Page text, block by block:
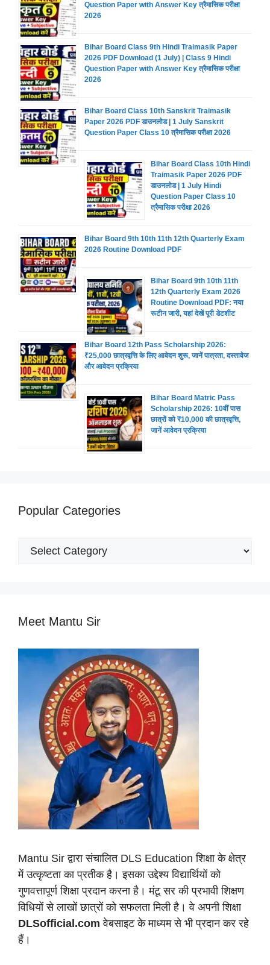
Question Paper with Answer Key त्रैमासिक परीक्षा
2026
Bihar Board Class 9th Hindi Traimasik Paper
2026 PDF Download (1 July) | Class 9 Hindi
Question Paper with Answer Key त्रैमासिक परीक्षा
2026
Bihar Board Class 10th Sanskrit Traimasik
Paper 2026 PDF डाउनलोड | 1 July Sanskrit
Question Paper Class 10 त्रैमासिक परीक्षा 2026
Bihar Board Class 10th Hindi
Traimasik Paper 2026 PDF
डाउनलोड | 1 July Hindi
Question Paper Class 10
त्रैमासिक परीक्षा 2026
Bihar Board 9th 10th 11th 12th Quarterly Exam
2026 Routine Download PDF
Bihar Board 9th 10th 11th
12th Quarterly Exam 2026
Routine Download PDF: नया
रूटीन जारी, यहां देखें पूरी डेटशीट
Bihar Board 12th Pass Scholarship 2026:
₹25,000 छात्रवृत्ति के लिए आवेदन शुरू, जानें पात्रता, दस्तावेज
और आवेदन प्रक्रिया
Bihar Board Matric Pass
Scholarship 2026: 10वीं पास
छात्रों को ₹10,000 की छात्रवृत्ति,
जानें आवेदन प्रक्रिया
Popular Categories
Popular
Meet Mantu Sir
Mantu Sir द्वारा संचालित DLS Education शिक्षा के क्षेत्र
में उत्कृष्टता का प्रतीक है। इसका उद्देश्य विद्यार्थियों को
गुणवत्तापूर्ण शिक्षा प्रदान करना है। मंटू सर की प्रभावी शिक्षण
विधियों से लाखों छात्रों को सफलता मिली है। वे अपनी शिक्षा
DLSofficial.com वेबसाइट के माध्यम से भी प्रदान कर रहे
हैं।